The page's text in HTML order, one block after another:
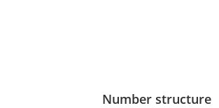
Number structure